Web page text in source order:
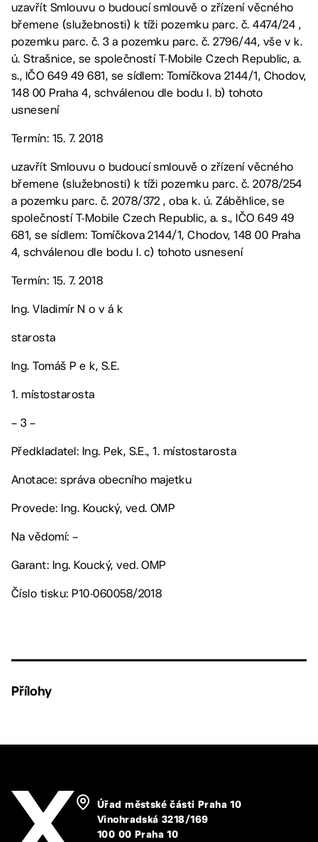
uzavřít Smlouvu o budoucí smlouvě o zřízení věcného
břemene (služebnosti) k tíži pozemku parc. č. 4474/24 ,
pozemku parc. č. 3 a pozemku parc. č. 2796/44, vše v k.
ú. Strašnice, se společností T-Mobile Czech Republic, a.
s., IČO 649 49 681, se sídlem: Tomíčkova 2144/1, Chodov,
148 00 Praha 4, schválenou dle bodu I. b) tohoto
usnesení
Termín: 15. 7. 2018
uzavřít Smlouvu o budoucí smlouvě o zřízení věcného
břemene (služebnosti) k tíži pozemku parc. č. 2078/254
a pozemku parc. č. 2078/372 , oba k. ú. Záběhlice, se
společností T-Mobile Czech Republic, a. s., IČO 649 49
681, se sídlem: Tomíčkova 2144/1, Chodov, 148 00 Praha
4, schválenou dle bodu I. c) tohoto usnesení
Termín: 15. 7. 2018
Ing. Vladimír N o v á k
starosta
Ing. Tomáš P e k, S.E.
1. místostarosta
– 3 –
Předkladatel: Ing. Pek, S.E., 1. místostarosta
Anotace: správa obecního majetku
Provede: Ing. Koucký, ved. OMP
Na vědomí: –
Garant: Ing. Koucký, ved. OMP
Číslo tisku: P10-060058/2018
Přílohy
Úřad městské části Praha 10
Vinohradská 3218/169
100 00 Praha 10